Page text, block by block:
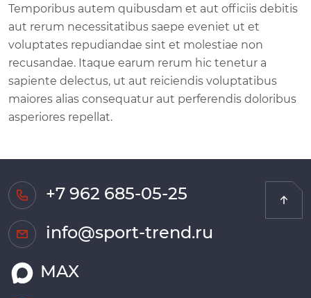
Temporibus autem quibusdam et aut officiis debitis
aut rerum necessitatibus saepe eveniet ut et
voluptates repudiandae sint et molestiae non
recusandae. Itaque earum rerum hic tenetur a
sapiente delectus, ut aut reiciendis voluptatibus
maiores alias consequatur aut perferendis doloribus
asperiores repellat.
+7 962 685-05-25
info@sport-trend.ru
MAX